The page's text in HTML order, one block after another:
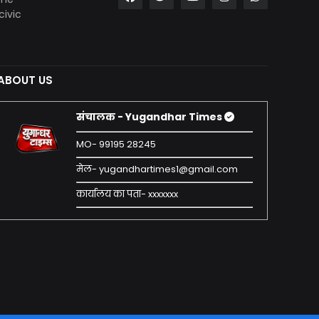
US
संचालक - Yugandhar Times
MO- 99195 28245
मेल- yugandhartimes1@gmail.com
कार्यालय का पता- xxxxxxx